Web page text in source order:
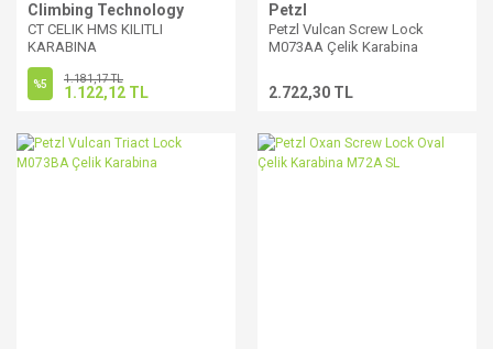
Climbing Technology
CT CELIK HMS KILITLI
KARABINA
%5 1.181,17 TL
1.122,12 TL
Petzl
Petzl Vulcan Screw Lock
M073AA Çelik Karabina
2.722,30 TL